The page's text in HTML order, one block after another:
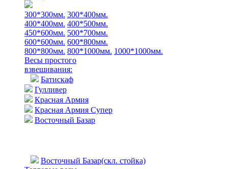
300*300мм. 300*400мм.
400*400мм. 400*500мм.
450*600мм. 500*700мм.
600*600мм. 600*800мм.
800*800мм. 800*1000мм. 1000*1000мм.
Весы простого
взвешивания:
Батискаф
Гулливер
Красная Армия
Красная Армия Супер
Восточный Базар
Восточный Базар(скл. стойка)